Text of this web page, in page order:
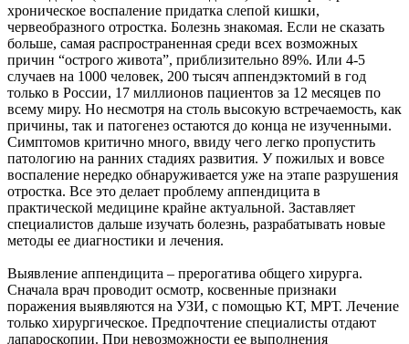
хроническое воспаление придатка слепой кишки,
червеобразного отростка. Болезнь знакомая. Если не сказать
больше, самая распространенная среди всех возможных
причин “острого живота”, приблизительно 89%. Или 4-5
случаев на 1000 человек, 200 тысяч аппендэктомий в год
только в России, 17 миллионов пациентов за 12 месяцев по
всему миру. Но несмотря на столь высокую встречаемость, как
причины, так и патогенез остаются до конца не изученными.
Симптомов критично много, ввиду чего легко пропустить
патологию на ранних стадиях развития. У пожилых и вовсе
воспаление нередко обнаруживается уже на этапе разрушения
отростка. Все это делает проблему аппендицита в
практической медицине крайне актуальной. Заставляет
специалистов дальше изучать болезнь, разрабатывать новые
методы ее диагностики и лечения.
Выявление аппендицита – прерогатива общего хирурга.
Сначала врач проводит осмотр, косвенные признаки
поражения выявляются на УЗИ, с помощью КТ, МРТ. Лечение
только хирургическое. Предпочтение специалисты отдают
лапароскопии. При невозможности ее выполнения